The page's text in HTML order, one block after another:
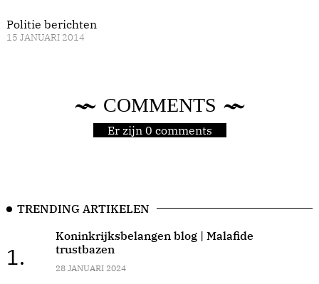
Politie berichten
15 JANUARI 2014
COMMENTS
Er zijn 0 comments
TRENDING ARTIKELEN
1.
Koninkrijksbelangen blog | Malafide
trustbazen
28 JANUARI 2024